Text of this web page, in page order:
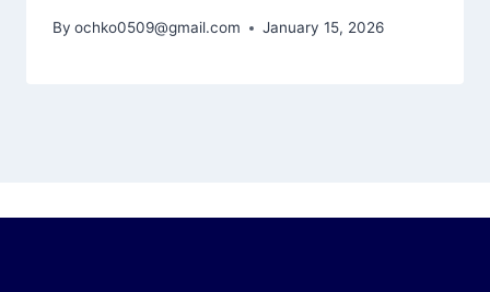
By ochko0509@gmail.com January 15, 2026